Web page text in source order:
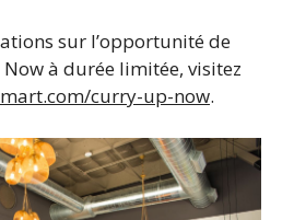
sur l’opportunité de
à durée limitée, visitez
curry-up-now.